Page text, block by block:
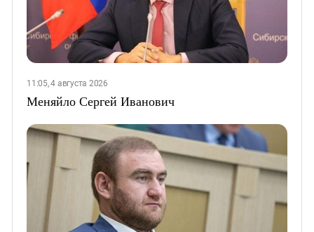
11:05, 4 августа 2026
Меняйло Сергей Иванович